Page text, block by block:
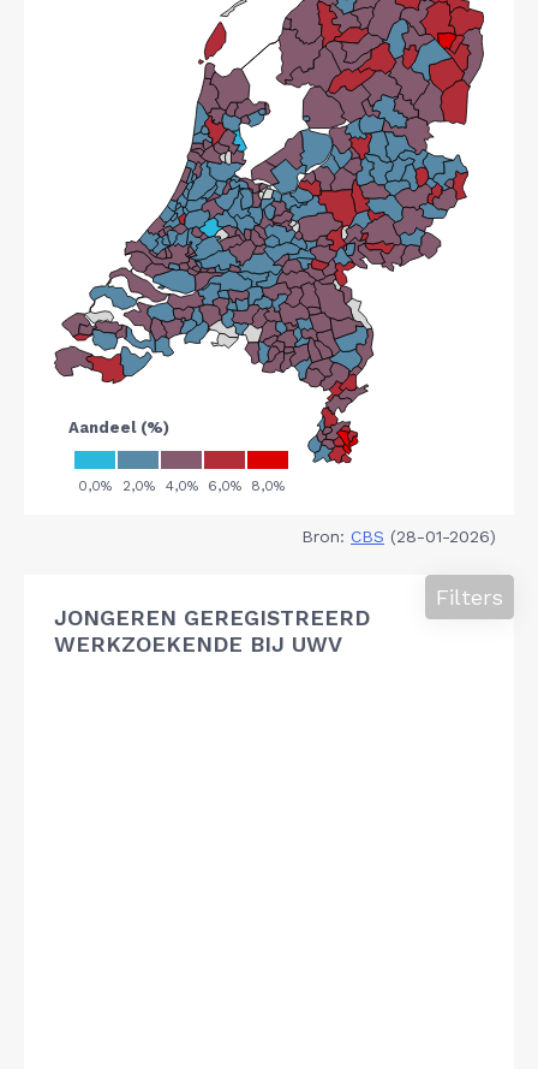
Bron: CBS (28-01-2026)
JONGEREN GEREGISTREERD
WERKZOEKENDE BIJ UWV
Filters